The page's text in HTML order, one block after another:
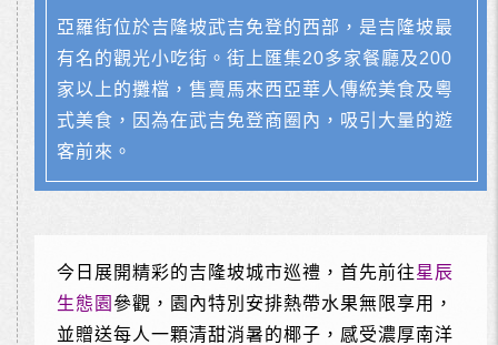
亞羅街位於吉隆坡武吉免登的西部，是吉隆坡最
有名的觀光小吃街。街上匯集20多家餐廳及200
家以上的攤檔，售賣馬來西亞華人傳統美食及粵
式美食，因為在武吉免登商圈內，吸引大量的遊
客前來。
今日展開精彩的吉隆坡城市巡禮，首先前往星辰
生態園 參觀，園內特別安排熱帶水果無限享用，
並贈送每人一顆清甜消暑的椰子，感受濃厚南洋